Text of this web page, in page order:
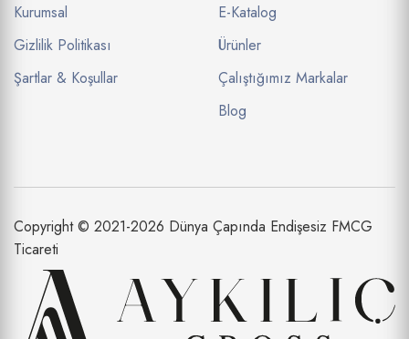
Kurumsal
Gizlilik Politikası
Şartlar & Koşullar
E-Katalog
Ürünler
Çalıştığımız Markalar
Blog
Copyright © 2021-2026 Dünya Çapında Endişesiz FMCG
Ticareti